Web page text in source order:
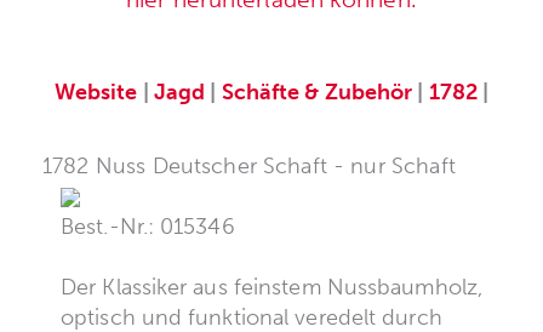
Website Jagd Schäfte & Zubehör 1782|
1782 Nuss Deutscher Schaft - nur Schaft
Best.-Nr.: 015346
Der Klassiker aus feinstem Nussbaumholz,
optisch und funktional veredelt durch